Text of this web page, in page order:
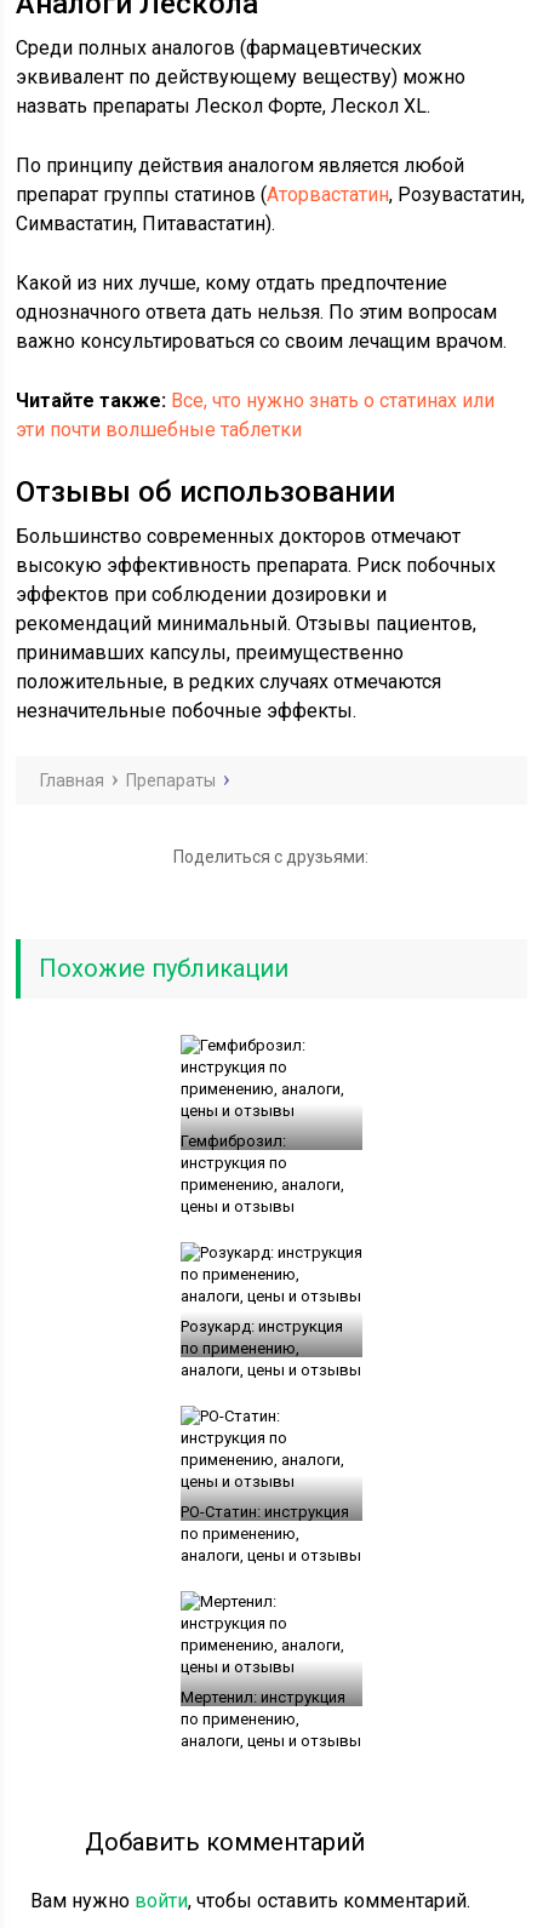
Среди полных аналогов (фармацевтических
эквивалент по действующему веществу) можно
назвать препараты Лескол Форте, Лескол XL.
По принципу действия аналогом является любой
препарат группы статинов (Аторвастатин, Розувастатин,
Симвастатин, Питавастатин).
Какой из них лучше, кому отдать предпочтение
однозначного ответа дать нельзя. По этим вопросам
важно консультироваться со своим лечащим врачом.
Читайте также: Все, что нужно знать о статинах или
эти почти волшебные таблетки
Отзывы об использовании
Большинство современных докторов отмечают
высокую эффективность препарата. Риск побочных
эффектов при соблюдении дозировки и
рекомендаций минимальный. Отзывы пациентов,
принимавших капсулы, преимущественно
положительные, в редких случаях отмечаются
незначительные побочные эффекты.
Главная Препараты
Поделиться с друзьями:
Похожие публикации
Гемфиброзил:
инструкция по
применению, аналоги,
цены и отзывы
Розукард: инструкция
по применению,
аналоги, цены и отзывы
РО-Статин: инструкция
по применению,
аналоги, цены и отзывы
Мертенил: инструкция
по применению,
аналоги, цены и отзывы
Добавить комментарий
Вам нужно войти, чтобы оставить комментарий.